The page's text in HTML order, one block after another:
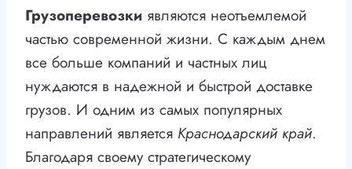
Грузоперевозки являются неотъемлемой
частью современной жизни. С каждым днем
все больше компаний и частных лиц
нуждаются в надежной и быстрой доставке
грузов. И одним из самых популярных
направлений является Краснодарский край.
Благодаря своему стратегическому